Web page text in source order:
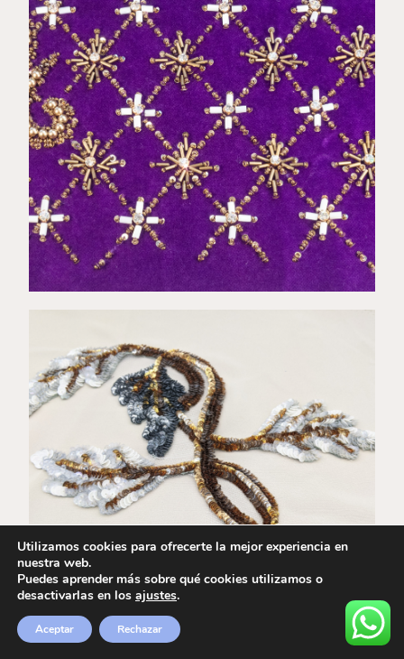
€128,00
€143,00
Utilizamos cookies para ofrecerte la mejor experiencia en
nuestra web.
Puedes aprender más sobre qué cookies utilizamos o
desactivarlas en los ajustes.
Aceptar Rechazar